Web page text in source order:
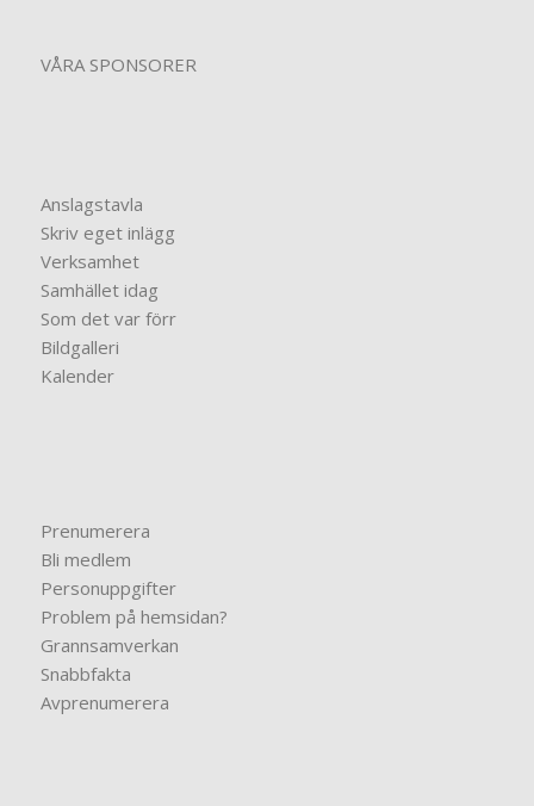
VÅRA SPONSORER
Anslagstavla
Skriv eget inlägg
Verksamhet
Samhället idag
Som det var förr
Bildgalleri
Kalender
Prenumerera
Bli medlem
Personuppgifter
Problem på hemsidan?
Grannsamverkan
Snabbfakta
Avprenumerera